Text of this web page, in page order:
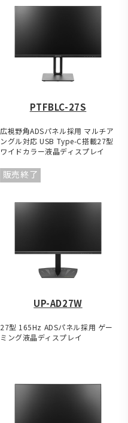
PTFBLC-27S
広視野角ADSパネル採用 マルチア
ングル対応 USB Type-C搭載27型
ワイドカラー液晶ディスプレイ
販売終了
UP-AD27W
27型 165Hz ADSパネル採用 ゲー
ミング液晶ディスプレイ